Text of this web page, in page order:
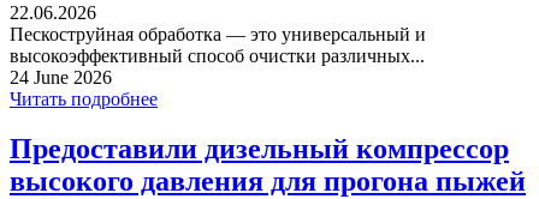
22.06.2026
Пескоструйная обработка — это универсальный и
высокоэффективный способ очистки различных...
24 June 2026
Читать подробнее
Предоставили дизельный компрессор
высокого давления для прогона пыжей